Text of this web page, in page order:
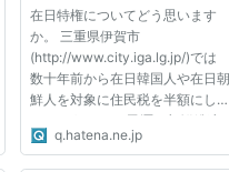
人や在日朝鮮人を対象に住民
税を半額にしているそうで
す…
在日特権についてどう思います
か。 三重県伊賀市
(http://www.city.iga.lg.jp/)では
数十年前から在日韓国人や在日朝
鮮人を対象に住民税を半額にして
いるそうです。 民潭や朝鮮総連
が交渉し市は条例を制定せず最近
q.hatena.ne.jp